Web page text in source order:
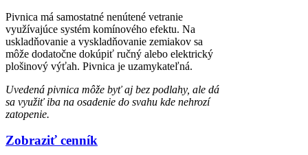
Pivnica má samostatné nenútené vetranie
využívajúce systém komínového efektu. Na
uskladňovanie a vyskladňovanie zemiakov sa
môže dodatočne dokúpiť ručný alebo elektrický
plošinový výťah. Pivnica je uzamykateľná.
Uvedená pivnica môže byť aj bez podlahy, ale dá
sa využiť iba na osadenie do svahu kde nehrozí
zatopenie.
Zobraziť cenník